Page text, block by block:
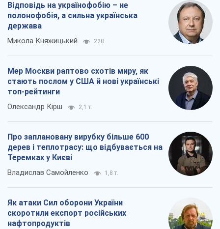
Відповідь на українофобію – не
полонофобія, а сильна українська
держава
Микола Княжицький 228
Мер Москви раптово схотів миру, як
стають послом у США й нові українські
топ-рейтинги
Олександр Кірш 2,1 т.
Про заплановану вирубку більше 600
дерев і теплотрасу: що відбувається на
Теремках у Києві
Владислав Самойленко 1,8 т.
Як атаки Сил оборони України
скоротили експорт російських
нафтопродуктів